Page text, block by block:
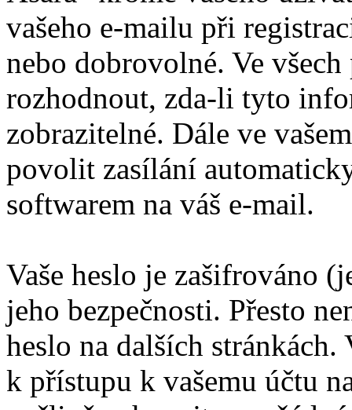
vašeho e-mailu při
nebo dobrovolné. Ve
rozhodnout, zda-li tyto
zobrazitelné. Dále ve
povolit zasílání
softwarem na váš e-mail.
Vaše heslo je zašifrováno
jeho bezpečnosti. Přesto
heslo na dalších stránkách.
k přístupu k vašemu účtu